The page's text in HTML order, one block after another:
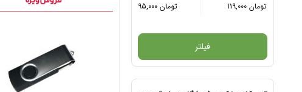
95,000 تومان 119,000 تومان
فیلتر